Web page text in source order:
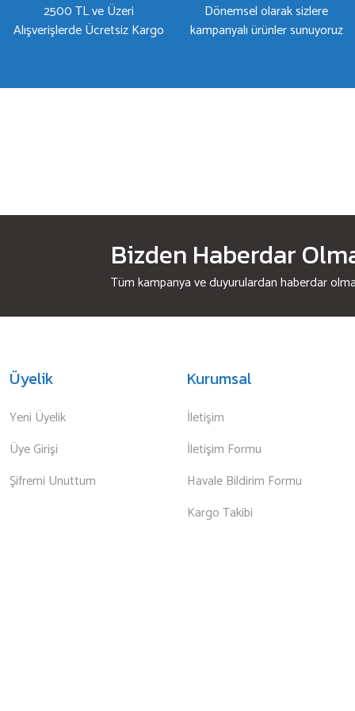
2500 TL ve Üzeri
Alışverişlerde Ücretsiz Kargo
Dönemsel olarak sizlere
kampanyalı ürünler sunuyoruz
Bizden Haberdar
Tüm kampanya ve duyurulardan haberdar
Üyelik
Yeni Üyelik
Üye Girişi
Şifremi Unuttum
Kurumsal
İletişim
İletişim Formu
Havale Bildirim Formu
Kargo Takibi